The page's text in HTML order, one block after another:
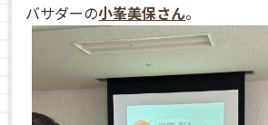
バサダーの小峯美保さん。